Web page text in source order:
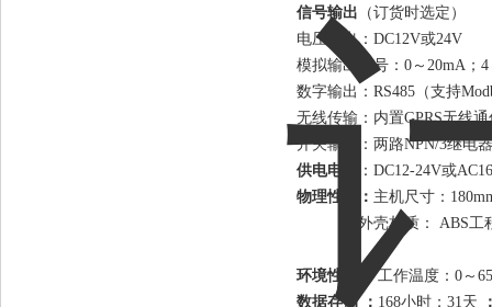
信号输出 （订货时选定）
电压输出：DC12V或24V
模拟输出信号：0～20mA；
数字输出：RS485（支持
无线传输：内置GPRS无线
开关输出：两路NPN/3继电
供电电压
：DC12-24V或
物理性能： 主机尺寸：
外壳材质：
ABS工
环境性能
工作温度：0～
数据存储
： 168小时；31天